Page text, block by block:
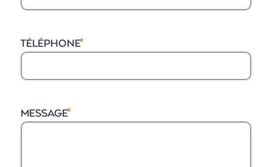
TÉLÉPHONE
MESSAGE